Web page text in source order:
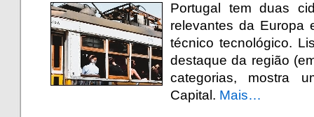
Portugal tem duas
relevantes da Europa
técnico tecnológico.
destaque da região
categorias, mostra
Capital. Mais…